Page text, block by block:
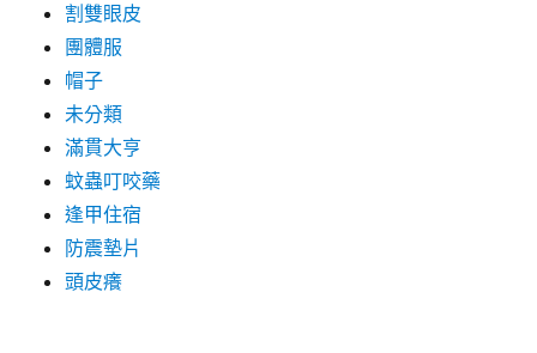
割雙眼皮
團體服
帽子
未分類
滿貫大亨
蚊蟲叮咬藥
逢甲住宿
防震墊片
頭皮癢